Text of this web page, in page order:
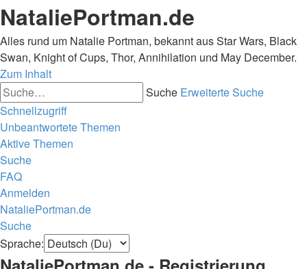
NataliePortman.de
Alles rund um Natalie Portman, bekannt aus Star Wars, Black
Swan, Knight of Cups, Thor, Annihilation und May December.
Zum Inhalt
Suche Erweiterte Suche
Schnellzugriff
Unbeantwortete Themen
Aktive Themen
Suche
FAQ
Anmelden
NataliePortman.de
Suche
Sprache: